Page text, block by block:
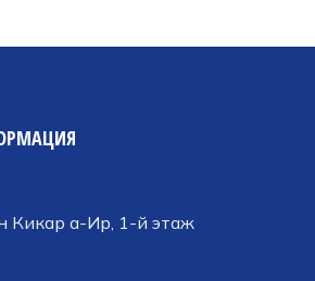
Кикар а-Ир, 1-й этаж